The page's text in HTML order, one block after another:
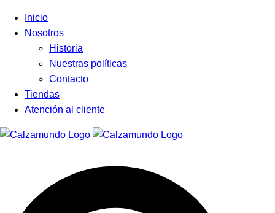
Facebook
Instagram
Tiktok
Inicio
Nosotros
Historia
Nuestras políticas
Contacto
Tiendas
Atención al cliente